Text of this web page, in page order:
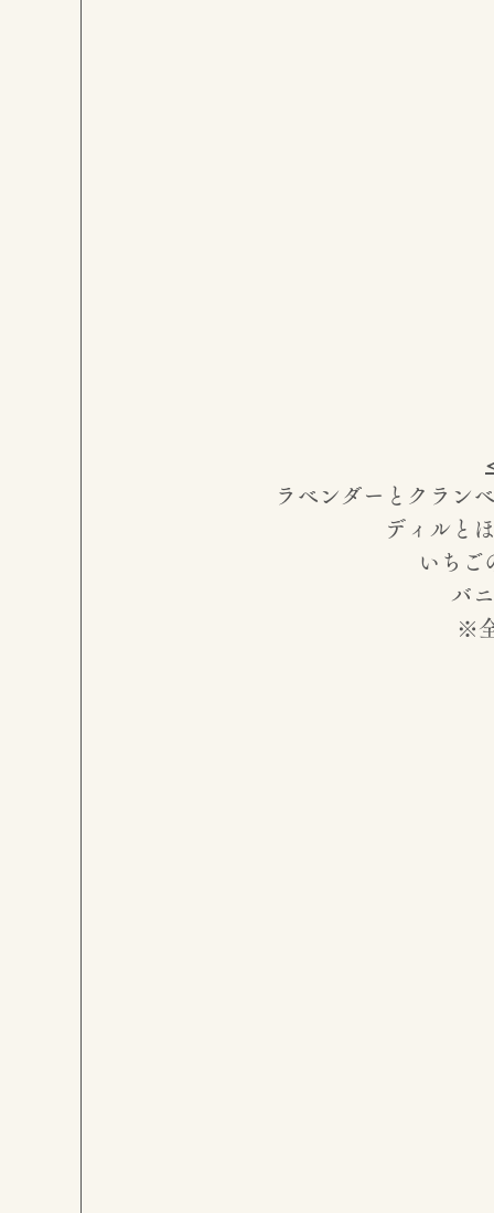
ラベンダーとクラ
ディルと
いちご
バ
※